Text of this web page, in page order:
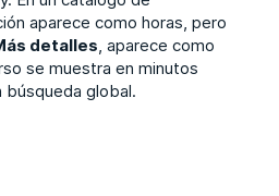
aparece como horas, pero
detalles, aparece como
se muestra en minutos
búsqueda global.